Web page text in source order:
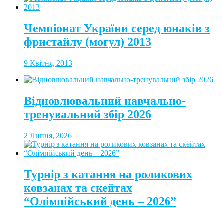
Чемпіонат України серед юнаків з
фристайлу (могул) 2013
9 Квітня, 2013
Відновлювальний навчально-
тренувальний збір 2026
2 Липня, 2026
Турнір з катання на роликових
ковзанах та скейтах
“Олімпійський день – 2026”